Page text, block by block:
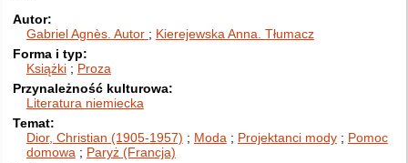
Autor
Gabriel Agnès. Autor Kierejewska Anna. Tłumacz
Forma i typ
Książki
Proza
Przynależność kulturowa
Literatura niemiecka
Temat
Dior, Christian (1905-1957)
Moda Projektanci mody
Pomoc
domowa
Paryż (Francja)